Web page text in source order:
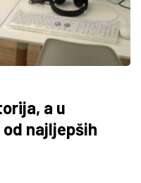
a u
najljepših